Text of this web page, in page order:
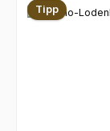
Tipp